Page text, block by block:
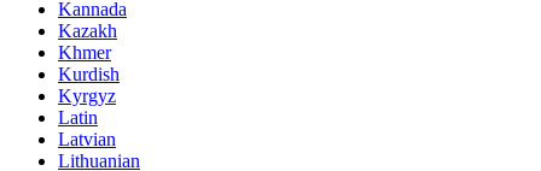
Kannada
Kazakh
Khmer
Kurdish
Kyrgyz
Latin
Latvian
Lithuanian